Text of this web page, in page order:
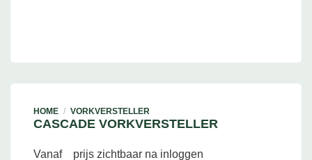
HOME / VORKVERSTELLER
CASCADE VORKVERSTELLER
Vanaf prijs zichtbaar na inloggen